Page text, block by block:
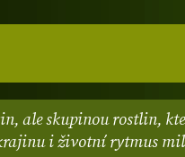
ale skupinou rostlin,
i životní rytmus